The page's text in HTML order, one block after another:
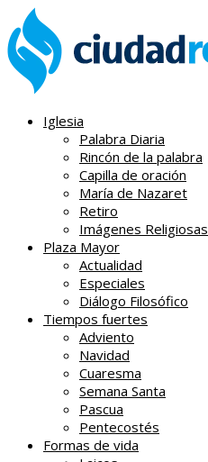
Iglesia
Palabra Diaria
Rincón de la palabra
Capilla de oración
María de Nazaret
Retiro
Imágenes Religiosas
Plaza Mayor
Actualidad
Especiales
Diálogo Filosófico
Tiempos fuertes
Adviento
Navidad
Cuaresma
Semana Santa
Pascua
Pentecostés
Formas de vida